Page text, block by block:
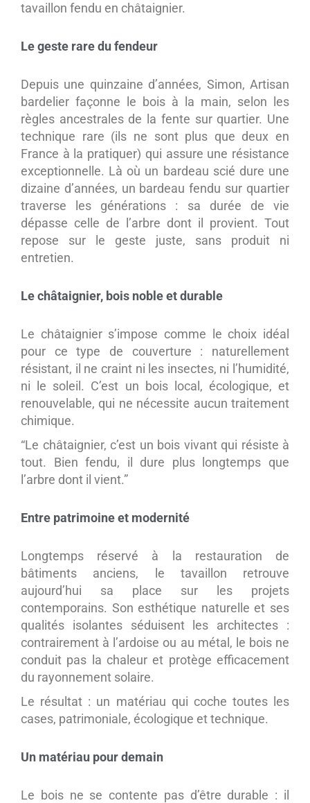
tavaillon fendu en châtaignier.
Le geste rare du fendeur
Depuis une quinzaine d’années, Simon, Artisan
bardelier façonne le bois à la main, selon les
règles ancestrales de la fente sur quartier. Une
technique rare (ils ne sont plus que deux en
France à la pratiquer) qui assure une résistance
exceptionnelle. Là où un bardeau scié dure une
dizaine d’années, un bardeau fendu sur quartier
traverse les générations : sa durée de vie
dépasse celle de l’arbre dont il provient. Tout
repose sur le geste juste, sans produit ni
entretien.
Le châtaignier, bois noble et durable
Le châtaignier s’impose comme le choix idéal
pour ce type de couverture : naturellement
résistant, il ne craint ni les insectes, ni l’humidité,
ni le soleil. C’est un bois local, écologique, et
renouvelable, qui ne nécessite aucun traitement
chimique.
“Le châtaignier, c’est un bois vivant qui résiste à
tout. Bien fendu, il dure plus longtemps que
l’arbre dont il vient.”
Entre patrimoine et modernité
Longtemps réservé à la restauration de
bâtiments anciens, le tavaillon retrouve
aujourd’hui sa place sur les projets
contemporains. Son esthétique naturelle et ses
qualités isolantes séduisent les architectes :
contrairement à l’ardoise ou au métal, le bois ne
conduit pas la chaleur et protège efficacement
du rayonnement solaire.
Le résultat : un matériau qui coche toutes les
cases, patrimoniale, écologique et technique.
Un matériau pour demain
Le bois ne se contente pas d’être durable : il